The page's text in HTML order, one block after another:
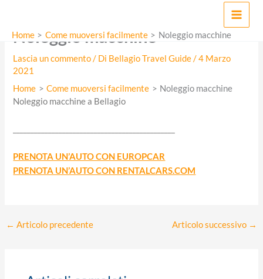
contenuto
Home Come muoversi facilmente Noleggio macchine
Noleggio macchine
Lascia un commento / Di Bellagio Travel Guide/4 Marzo
2021
Home
Come muoversi facilmente
Noleggio macchine
Noleggio macchine a Bellagio
PRENOTA UN’AUTO CON EUROPCAR
PRENOTA UN’AUTO CON RENTALCARS.COM
← Articolo precedente Articolo successivo →